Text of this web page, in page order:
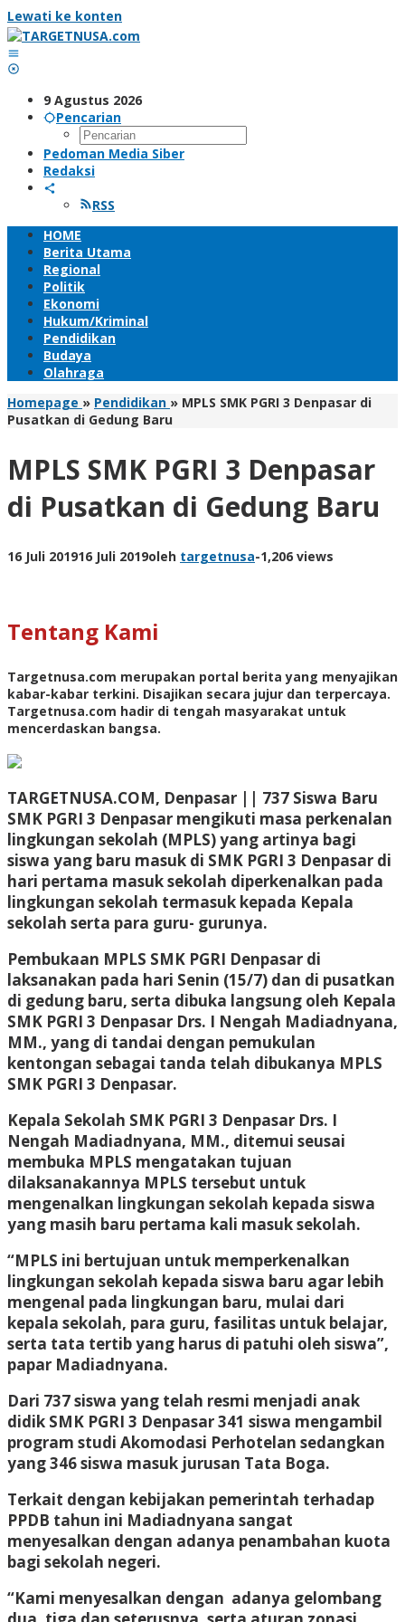
Lewati ke konten
9 Agustus 2026
Pencarian
Pedoman Media Siber
Redaksi
RSS
HOME
Berita Utama
Regional
Politik
Ekonomi
Hukum/Kriminal
Pendidikan
Budaya
Olahraga
Homepage » Pendidikan » MPLS SMK PGRI 3 Denpasar di
Pusatkan di Gedung Baru
MPLS SMK PGRI 3 Denpasar
di Pusatkan di Gedung Baru
16 Juli 201916 Juli 2019oleh targetnusa-1,206 views
Tentang Kami
Targetnusa.com merupakan portal berita yang menyajikan
kabar-kabar terkini. Disajikan secara jujur dan terpercaya.
Targetnusa.com hadir di tengah masyarakat untuk
mencerdaskan bangsa.
TARGETNUSA.COM, Denpasar || 737 Siswa Baru
SMK PGRI 3 Denpasar mengikuti masa perkenalan
lingkungan sekolah (MPLS) yang artinya bagi
siswa yang baru masuk di SMK PGRI 3 Denpasar di
hari pertama masuk sekolah diperkenalkan pada
lingkungan sekolah termasuk kepada Kepala
sekolah serta para guru- gurunya.
Pembukaan MPLS SMK PGRI Denpasar di
laksanakan pada hari Senin (15/7) dan di pusatkan
di gedung baru, serta dibuka langsung oleh Kepala
SMK PGRI 3 Denpasar Drs. I Nengah Madiadnyana,
MM., yang di tandai dengan pemukulan
kentongan sebagai tanda telah dibukanya MPLS
SMK PGRI 3 Denpasar.
Kepala Sekolah SMK PGRI 3 Denpasar Drs. I
Nengah Madiadnyana, MM., ditemui seusai
membuka MPLS mengatakan tujuan
dilaksanakannya MPLS tersebut untuk
mengenalkan lingkungan sekolah kepada siswa
yang masih baru pertama kali masuk sekolah.
“MPLS ini bertujuan untuk memperkenalkan
lingkungan sekolah kepada siswa baru agar lebih
mengenal pada lingkungan baru, mulai dari
kepala sekolah, para guru, fasilitas untuk belajar,
serta tata tertib yang harus di patuhi oleh siswa”,
papar Madiadnyana.
Dari 737 siswa yang telah resmi menjadi anak
didik SMK PGRI 3 Denpasar 341 siswa mengambil
program studi Akomodasi Perhotelan sedangkan
yang 346 siswa masuk jurusan Tata Boga.
Terkait dengan kebijakan pemerintah terhadap
PPDB tahun ini Madiadnyana sangat
menyesalkan dengan adanya penambahan kuota
bagi sekolah negeri.
“Kami menyesalkan dengan adanya gelombang